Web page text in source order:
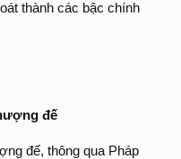
thành các bậc chính
đế
đế, thông qua Pháp